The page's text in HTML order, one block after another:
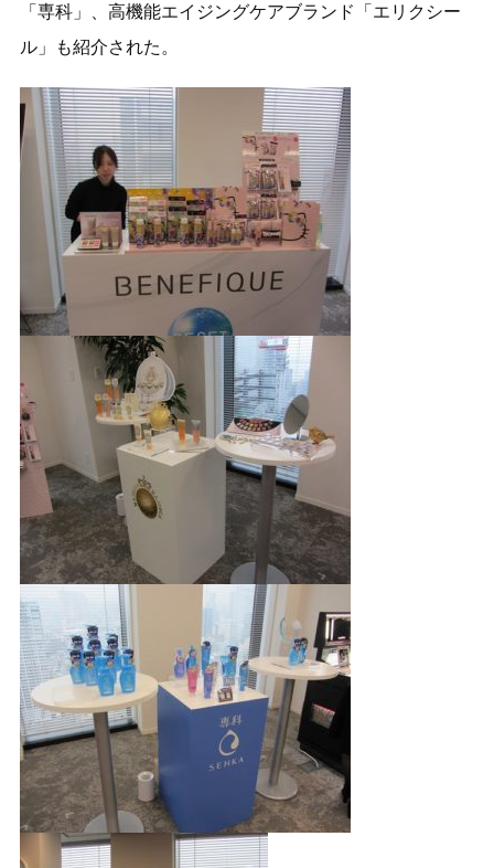
「専科」、高機能エイジングケアブランド「エリクシー
ル」も紹介された。